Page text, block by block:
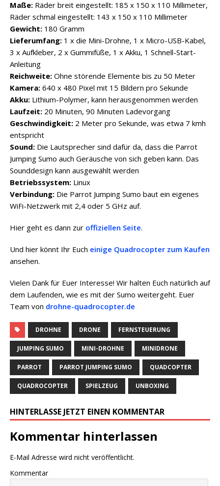
Maße: Räder breit eingestellt: 185 x 150 x 110 Millimeter,
Räder schmal eingestellt: 143 x 150 x 110 Millimeter
Gewicht: 180 Gramm
Lieferumfang: 1 x die Mini-Drohne, 1 x Micro-USB-Kabel,
3 x Aufkleber, 2 x Gummifüße, 1 x Akku, 1 Schnell-Start-
Anleitung
Reichweite: Ohne störende Elemente bis zu 50 Meter
Kamera: 640 x 480 Pixel mit 15 Bildern pro Sekunde
Akku: Lithium-Polymer, kann herausgenommen werden
Laufzeit: 20 Minuten, 90 Minuten Ladevorgang
Geschwindigkeit: 2 Meter pro Sekunde, was etwa 7 kmh
entspricht
Sound: Die Lautsprecher sind dafür da, dass die Parrot
Jumping Sumo auch Geräusche von sich geben kann. Das
Sounddesign kann ausgewählt werden
Betriebssystem: Linux
Verbindung: Die Parrot Jumping Sumo baut ein eigenes
WiFi-Netzwerk mit 2,4 oder 5 GHz auf.
Hier geht es dann zur offiziellen Seite.
Und hier könnt Ihr Euch einige Quadrocopter zum Kaufen
ansehen.
Vielen Dank für Euer Interesse! Wir halten Euch natürlich auf
dem Laufenden, wie es mit der Sumo weitergeht. Euer
Team von drohne-quadrocopter.de
DROHNE DRONE FERNSTEUERUNG
JUMPING SUMO MINI-DROHNE MINIDRONE
PARROT PARROT JUMPING SUMO QUADCOPTER
QUADROCOPTER SPIELZEUG UNBOXING
HINTERLASSE JETZT EINEN KOMMENTAR
Kommentar hinterlassen
E-Mail Adresse wird nicht veröffentlicht.
Kommentar